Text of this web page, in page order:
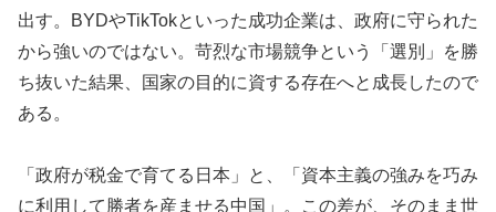
出す。BYDやTikTokといった成功企業は、政府に守られた
から強いのではない。苛烈な市場競争という「選別」を勝
ち抜いた結果、国家の目的に資する存在へと成長したので
ある。
「政府が税金で育てる日本」と、「資本主義の強みを巧み
に利用して勝者を産ませる中国」。この差が、そのまま世